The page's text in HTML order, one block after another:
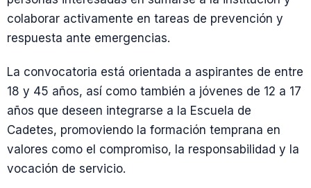
colaborar activamente en tareas de prevención y
respuesta ante emergencias.
La convocatoria está orientada a aspirantes de entre
18 y 45 años, así como también a jóvenes de 12 a 17
años que deseen integrarse a la Escuela de
Cadetes, promoviendo la formación temprana en
valores como el compromiso, la responsabilidad y la
vocación de servicio.